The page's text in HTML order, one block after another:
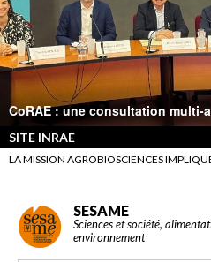
CoRAE : une consultation multi-
SITE INRAE
LA MISSION AGROBIOSCIENCES
SESAME
Sciences et société,
environnement